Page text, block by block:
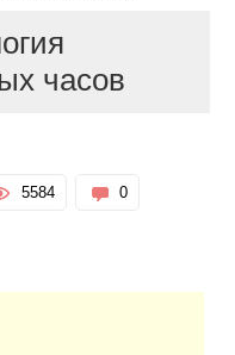
часов
5584 0